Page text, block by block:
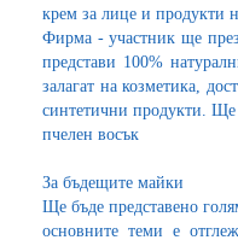
крем за лице и продукти
Фирма - участник ще
представи 100%
залагат на козметика,
синтетични продукти. Ще
пчелен восък
За бъдещите майки
Ще бъде представено
основните теми е